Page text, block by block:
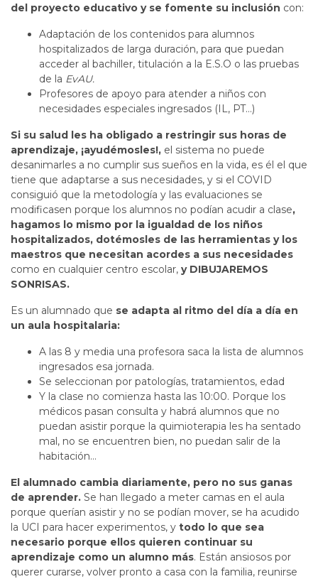
del proyecto educativo y se fomente su inclusión con:
Adaptación de los contenidos para alumnos
hospitalizados de larga duración, para que puedan
acceder al bachiller, titulación a la E.S.O o las pruebas
de la EvAU.
Profesores de apoyo para atender a niños con
necesidades especiales ingresados (IL, PT…)
Si su salud les ha obligado a restringir sus horas de
aprendizaje, ¡ayudémosles!, el sistema no puede
desanimarles a no cumplir sus sueños en la vida, es él el que
tiene que adaptarse a sus necesidades, y si el COVID
consiguió que la metodología y las evaluaciones se
modificasen porque los alumnos no podían acudir a clase,
hagamos lo mismo por la igualdad de los niños
hospitalizados, dotémosles de las herramientas y los
maestros que necesitan acordes a sus necesidades
como en cualquier centro escolar, y DIBUJAREMOS
SONRISAS.
Es un alumnado que se adapta al ritmo del día a día en
un aula hospitalaria:
A las 8 y media una profesora saca la lista de alumnos
ingresados esa jornada.
Se seleccionan por patologías, tratamientos, edad
Y la clase no comienza hasta las 10:00. Porque los
médicos pasan consulta y habrá alumnos que no
puedan asistir porque la quimioterapia les ha sentado
mal, no se encuentren bien, no puedan salir de la
habitación…
El alumnado cambia diariamente, pero no sus ganas
de aprender. Se han llegado a meter camas en el aula
porque querían asistir y no se podían mover, se ha acudido
la UCI para hacer experimentos, y todo lo que sea
necesario porque ellos quieren continuar su
aprendizaje como un alumno más. Están ansiosos por
querer curarse, volver pronto a casa con la familia, reunirse